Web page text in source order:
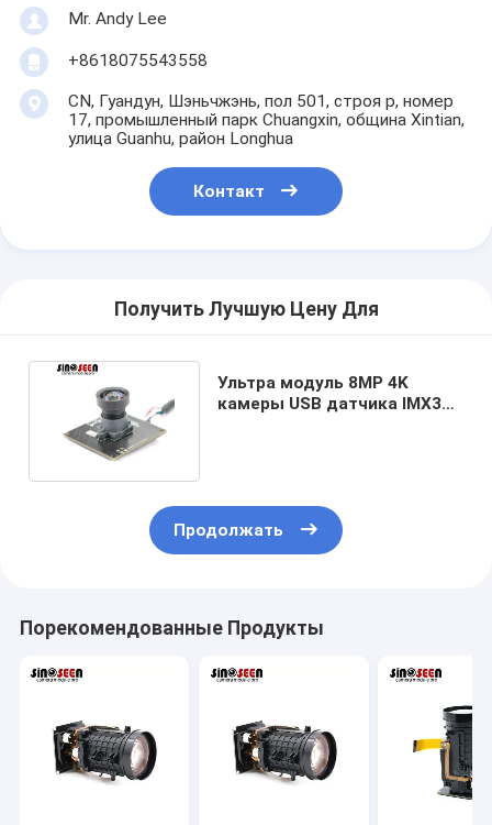
Mr. Andy Lee
+8618075543558
CN, Гуандун, Шэньчжэнь, пол 501, строя p, номер
17, промышленный парк Chuangxin, община Xintian,
улица Guanhu, район Longhua
Контакт
Получить Лучшую Цену Для
Ультра модуль 8MP 4K
камеры USB датчика IMX317
Продолжать
Порекомендованные Продукты